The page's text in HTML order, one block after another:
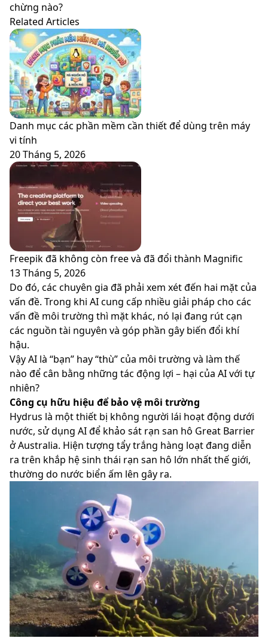
chừng nào?
Related Articles
Danh mục các phần mềm cần thiết để dùng trên máy
vi tính
20 Tháng 5, 2026
Freepik đã không còn free và đã đổi thành Magnific
13 Tháng 5, 2026
Do đó, các chuyên gia đã phải xem xét đến hai mặt của
vấn đề. Trong khi AI cung cấp nhiều giải pháp cho các
vấn đề môi trường thì mặt khác, nó lại đang rút cạn
các nguồn tài nguyên và góp phần gây biến đổi khí
hậu.
Vậy AI là “bạn” hay “thù” của môi trường và làm thế
nào để cân bằng những tác động lợi – hại của AI với tự
nhiên?
Công cụ hữu hiệu để bảo vệ môi trường
Hydrus là một thiết bị không người lái hoạt động dưới
nước, sử dụng AI để khảo sát rạn san hô Great Barrier
ở Australia. Hiện tượng tẩy trắng hàng loạt đang diễn
ra trên khắp hệ sinh thái rạn san hô lớn nhất thế giới,
thường do nước biển ấm lên gây ra.